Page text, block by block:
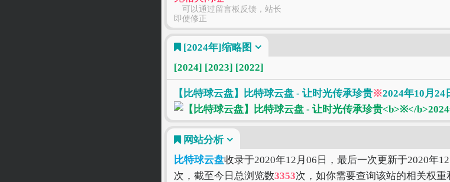
可以通过留言板反馈，站长
即使修正
[2024年]缩略图
[2024] [2023] [2022]
【比特球云盘】比特球云盘 - 让时光传承珍贵※2024年10月24
网站分析
比特球云盘收录于2020年12月06日，最后一次更新于2020年
次，截至今日总浏览数3353次，如你需要查询该站的相关权重